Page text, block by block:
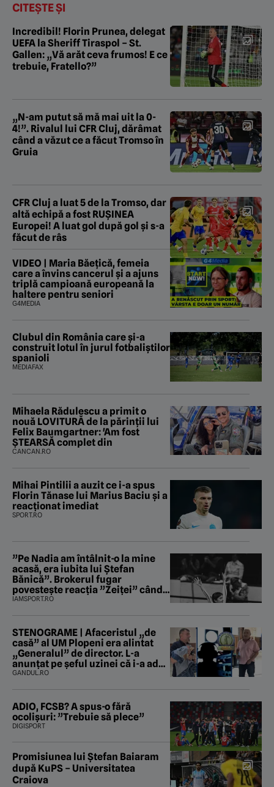
CITEȘTE ȘI
Incredibil! Florin Prunea, delegat
UEFA la Sheriff Tiraspol – St.
Gallen: „Vă arăt ceva frumos! E ce
trebuie, Fratello?”
„N-am putut să mă mai uit la 0-
4!”. Rivalul lui CFR Cluj, dărâmat
când a văzut ce a făcut Tromso în
Gruia
CFR Cluj a luat 5 de la Tromso, dar
altă echipă a fost RUȘINEA
Europei! A luat gol după gol și s-a
făcut de râs
VIDEO | Maria Băețică, femeia
care a învins cancerul și a ajuns
triplă campioană europeană la
haltere pentru seniori
G4MEDIA
Clubul din România care și-a
construit lotul în jurul fotbaliștilor
spanioli
MEDIAFAX
Mihaela Rădulescu a primit o
nouă LOVITURĂ de la părinții lui
Felix Baumgartner: 'Am fost
ȘTEARSĂ complet din
CANCAN.RO
Mihai Pintilii a auzit ce i-a spus
Florin Tănase lui Marius Baciu și a
reacționat imediat
SPORT.RO
”Pe Nadia am întâlnit-o la mine
acasă, era iubita lui Ștefan
Bănică”. Brokerul fugar
povestește reacția ”Zeiței” când
i-a intrat în baie
IAMSPORT.RO
STENOGRAME | Afaceristul „de
casă” al UM Plopeni era alintat
„Generalul” de director. L-a
anunțat pe șeful uzinei că i-a adus
„subțireanu, așa”
GANDUL.RO
ADIO, FCSB? A spus-o fără
ocolișuri: ”Trebuie să plece”
DIGISPORT
Promisiunea lui Ștefan Baiaram
după KuPS – Universitatea
Craiova